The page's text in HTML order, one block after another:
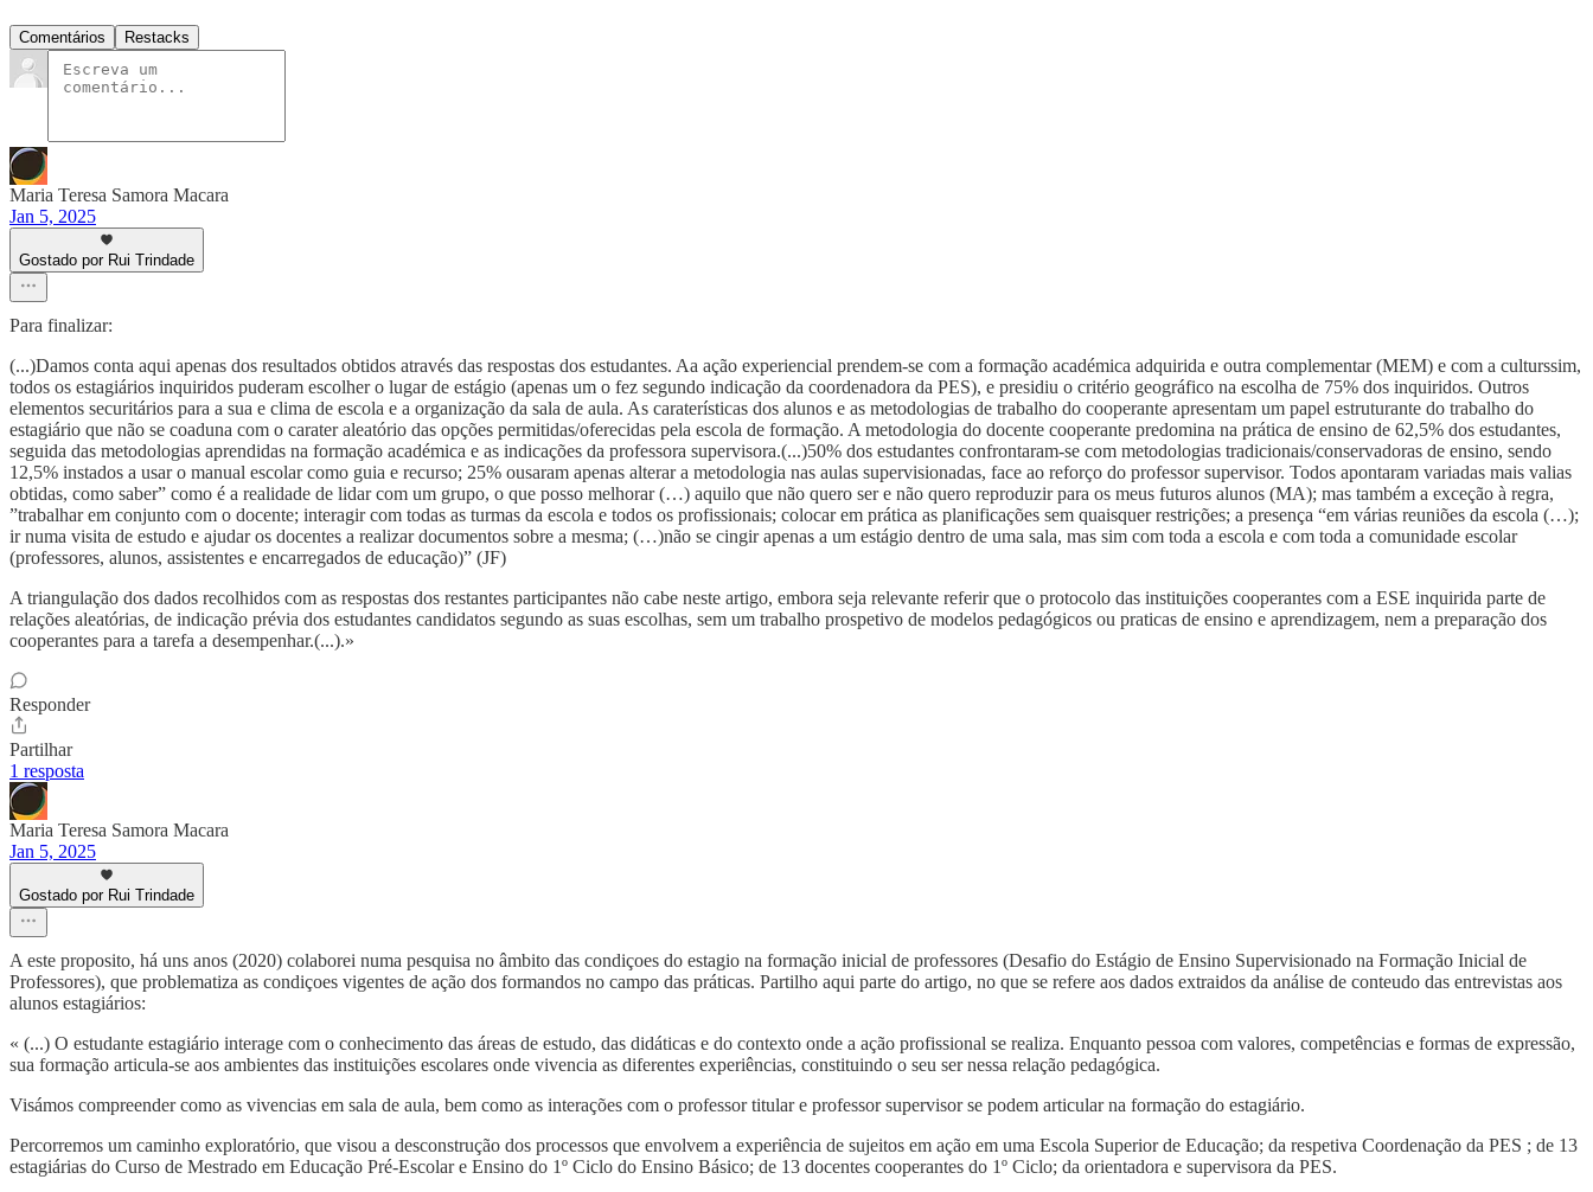
Comentários Restacks
Maria Teresa Samora Macara
Jan 5, 2025
Gostado por Rui Trindade
Para finalizar:
(...)Damos conta aqui apenas dos resultados obtidos através das respostas dos estudantes. Aa ação experiencial prendem-se com a formação académica adquirida e outra complementar (MEM) e com a culturssim,
todos os estagiários inquiridos puderam escolher o lugar de estágio (apenas um o fez segundo indicação da coordenadora da PES), e presidiu o critério geográfico na escolha de 75% dos inquiridos. Outros
elementos securitários para a sua e clima de escola e a organização da sala de aula. As caraterísticas dos alunos e as metodologias de trabalho do cooperante apresentam um papel estruturante do trabalho do
estagiário que não se coaduna com o carater aleatório das opções permitidas/oferecidas pela escola de formação. A metodologia do docente cooperante predomina na prática de ensino de 62,5% dos estudantes,
seguida das metodologias aprendidas na formação académica e as indicações da professora supervisora.(...)50% dos estudantes confrontaram-se com metodologias tradicionais/conservadoras de ensino, sendo
12,5% instados a usar o manual escolar como guia e recurso; 25% ousaram apenas alterar a metodologia nas aulas supervisionadas, face ao reforço do professor supervisor. Todos apontaram variadas mais valias
obtidas, como saber” como é a realidade de lidar com um grupo, o que posso melhorar (…) aquilo que não quero ser e não quero reproduzir para os meus futuros alunos (MA); mas também a exceção à regra,
”trabalhar em conjunto com o docente; interagir com todas as turmas da escola e todos os profissionais; colocar em prática as planificações sem quaisquer restrições; a presença “em várias reuniões da escola (…);
ir numa visita de estudo e ajudar os docentes a realizar documentos sobre a mesma; (…)não se cingir apenas a um estágio dentro de uma sala, mas sim com toda a escola e com toda a comunidade escolar
(professores, alunos, assistentes e encarregados de educação)” (JF)
A triangulação dos dados recolhidos com as respostas dos restantes participantes não cabe neste artigo, embora seja relevante referir que o protocolo das instituições cooperantes com a ESE inquirida parte de
relações aleatórias, de indicação prévia dos estudantes candidatos segundo as suas escolhas, sem um trabalho prospetivo de modelos pedagógicos ou praticas de ensino e aprendizagem, nem a preparação dos
cooperantes para a tarefa a desempenhar.(...).»
Responder
Partilhar
1 resposta
Maria Teresa Samora Macara
Jan 5, 2025
Gostado por Rui Trindade
A este proposito, há uns anos (2020) colaborei numa pesquisa no âmbito das condiçoes do estagio na formação inicial de professores (Desafio do Estágio de Ensino Supervisionado na Formação Inicial de
Professores), que problematiza as condiçoes vigentes de ação dos formandos no campo das práticas. Partilho aqui parte do artigo, no que se refere aos dados extraidos da análise de conteudo das entrevistas aos
alunos estagiários:
« (...) O estudante estagiário interage com o conhecimento das áreas de estudo, das didáticas e do contexto onde a ação profissional se realiza. Enquanto pessoa com valores, competências e formas de expressão,
sua formação articula-se aos ambientes das instituições escolares onde vivencia as diferentes experiências, constituindo o seu ser nessa relação pedagógica.
Visámos compreender como as vivencias em sala de aula, bem como as interações com o professor titular e professor supervisor se podem articular na formação do estagiário.
Percorremos um caminho exploratório, que visou a desconstrução dos processos que envolvem a experiência de sujeitos em ação em uma Escola Superior de Educação; da respetiva Coordenação da PES ; de 13
estagiárias do Curso de Mestrado em Educação Pré-Escolar e Ensino do 1º Ciclo do Ensino Básico; de 13 docentes cooperantes do 1º Ciclo; da orientadora e supervisora da PES.